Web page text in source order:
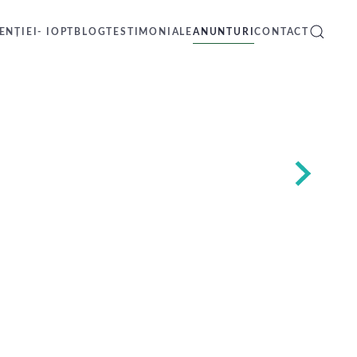
IOPT BLOGTESTIMONIALE ANUNTURICONTACT